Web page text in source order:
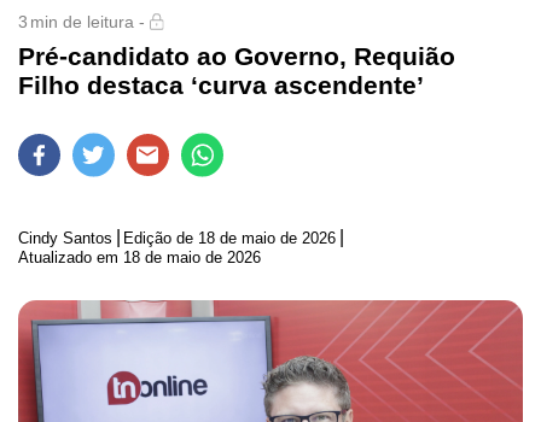
3 min de leitura -
Pré-candidato ao Governo, Requião
Filho destaca ‘curva ascendente’
Cindy Santos Edição de 18 de maio de 2026
Atualizado em 18 de maio de 2026